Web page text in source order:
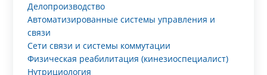
Делопроизводство
Автоматизированные системы управления и
связи
Сети связи и системы коммутации
Физическая реабилитация (кинезиоспециалист)
Нутрициология